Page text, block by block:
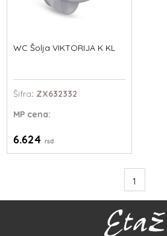
WC Šolja VIKTORIJA K KL
Šifra: ZX632332
MP cena:
6.624rsd
1